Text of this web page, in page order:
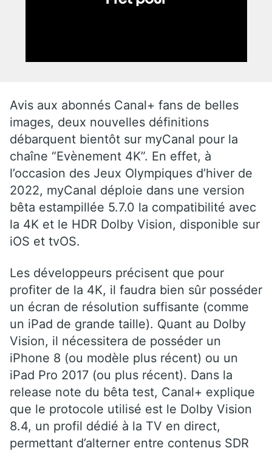
Avis aux abonnés Canal+ fans de belles
images, deux nouvelles définitions
débarquent bientôt sur myCanal pour la
chaîne “Evènement 4K”. En effet, à
l’occasion des Jeux Olympiques d’hiver de
2022, myCanal déploie dans une version
bêta estampillée 5.7.0 la compatibilité avec
la 4K et le HDR Dolby Vision, disponible sur
iOS et tvOS.
Les développeurs précisent que pour
profiter de la 4K, il faudra bien sûr posséder
un écran de résolution suffisante (comme
un iPad de grande taille). Quant au Dolby
Vision, il nécessitera de posséder un
iPhone 8 (ou modèle plus récent) ou un
iPad Pro 2017 (ou plus récent). Dans la
release note du bêta test, Canal+ explique
que le protocole utilisé est le Dolby Vision
8.4, un profil dédié à la TV en direct,
permettant d’alterner entre contenus SDR